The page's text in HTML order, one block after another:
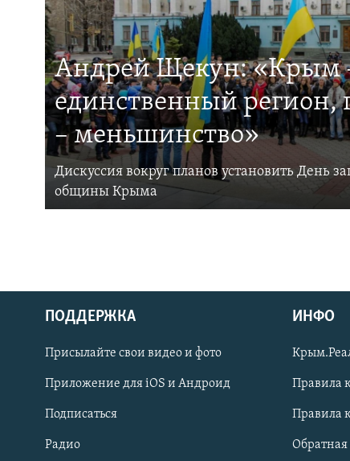
Українською
Qırımtatar
ПРИСОЕДИНЯЙТЕСЬ!
Андрей Щекун: «Крым
единственный регион,
– меньшинство»
Дискуссия вокруг планов установить День
общины Крыма
ПОДДЕРЖКА
Присылайте свои видео и фото
Приложение для iOS и Андроид
Подписаться
Радио
ИНФО
Правила
Правила
Обратная